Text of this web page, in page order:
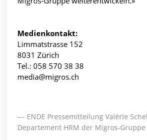
Medienkontakt:
Limmatstrasse 152
8031 Zürich
Tel.: 058 570 38 38
media@migros.ch
--- ENDE Pressemitteilung Valérie
Departement HRM der Migros-Gruppe